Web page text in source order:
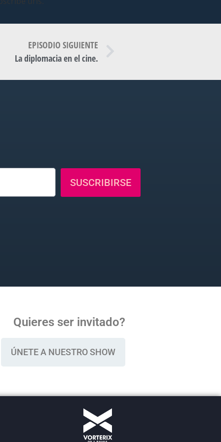
EPISODIO SIGUIENTE
La diplomacia en el cine.
SUSCRIBIRSE
Quieres ser invitado?
ÚNETE A NUESTRO SHOW